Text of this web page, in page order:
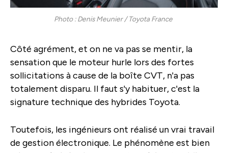
Photo : Denis Meunier / Toyota France
Côté agrément, et on ne va pas se mentir, la
sensation que le moteur hurle lors des fortes
sollicitations à cause de la boîte CVT, n'a pas
totalement disparu. Il faut s'y habituer, c'est la
signature technique des hybrides Toyota.
Toutefois, les ingénieurs ont réalisé un vrai travail
de gestion électronique. Le phénomène est bien